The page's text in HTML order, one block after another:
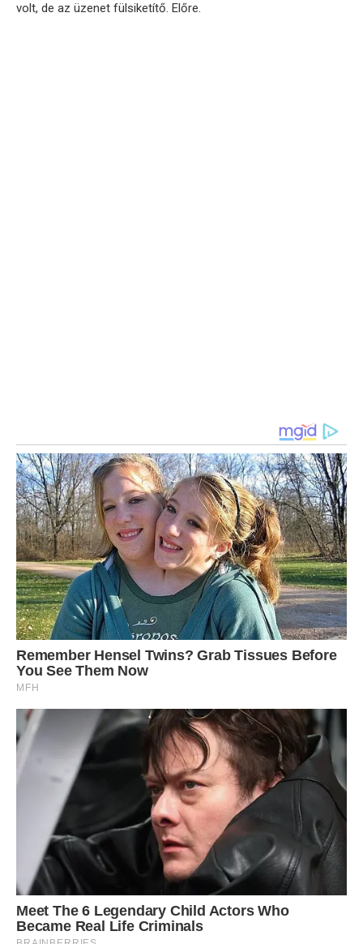
volt, de az üzenet fülsiketítő. Előre.